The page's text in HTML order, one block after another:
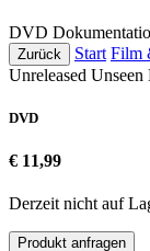
DVD
Zurück Start Film
Unreleased Unseen
DVD
€ 11,99
Derzeit nicht auf
Produkt anfragen